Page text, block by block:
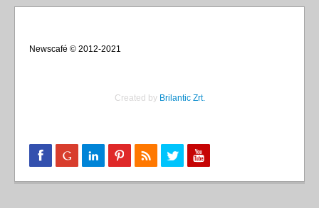
Newscafé © 2012-2021
Created by Brilantic Zrt.